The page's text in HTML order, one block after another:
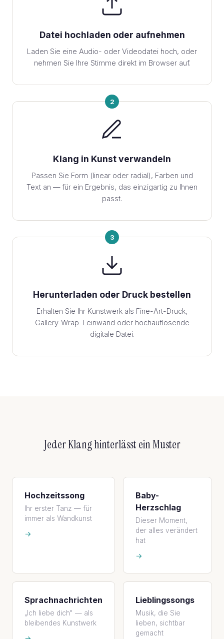
Datei hochladen oder aufnehmen
Laden Sie eine Audio- oder Videodatei hoch, oder
nehmen Sie Ihre Stimme direkt im Browser auf.
2
Klang in Kunst verwandeln
Passen Sie Form (linear oder radial), Farben und
Text an — für ein Ergebnis, das einzigartig zu Ihnen
passt.
3
Herunterladen oder Druck bestellen
Erhalten Sie Ihr Kunstwerk als Fine-Art-Druck,
Gallery-Wrap-Leinwand oder hochauflösende
digitale Datei.
Jeder Klang hinterlässt ein Muster
Hochzeitssong
Ihr erster Tanz — für
immer als Wandkunst
→
Baby-
Herzschlag
Dieser Moment,
der alles verändert
hat
→
Sprachnachrichten
„Ich liebe dich" — als
bleibendes Kunstwerk
Lieblingssongs
Musik, die Sie
lieben, sichtbar
gemacht